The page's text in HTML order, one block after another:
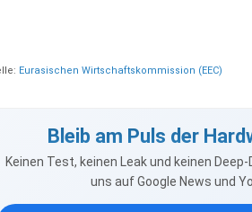
Eurasischen Wirtschaftskommission (EEC)
Bleib am Puls der
Keinen Test, keinen Leak und keinen
uns auf Google News und